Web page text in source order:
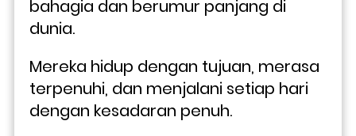
bahagia dan berumur panjang di
dunia.
Mereka hidup dengan tujuan, merasa
terpenuhi, dan menjalani setiap hari
dengan kesadaran penuh.